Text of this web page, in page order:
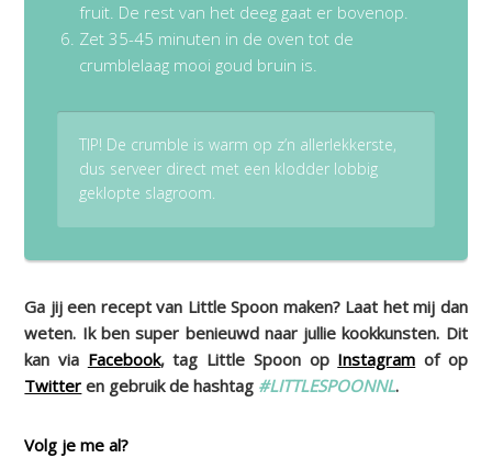
fruit. De rest van het deeg gaat er bovenop.
Zet 35-45 minuten in de oven tot de
crumblelaag mooi goud bruin is.
TIP! De crumble is warm op z’n allerlekkerste,
dus serveer direct met een klodder lobbig
geklopte slagroom.
Ga jij een recept van Little Spoon maken? Laat het mij dan
weten. Ik ben super benieuwd naar jullie kookkunsten. Dit
kan via Facebook, tag Little Spoon op Instagram of op
Twitter en gebruik de hashtag #LITTLESPOONNL.
Volg je me al?